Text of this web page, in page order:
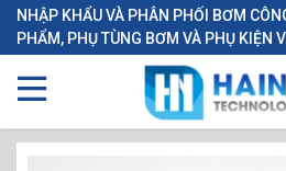
NHẬP KHẨU VÀ PHÂN PHỐI BƠM
PHẨM, PHỤ TÙNG BƠM VÀ PHỤ KIỆN